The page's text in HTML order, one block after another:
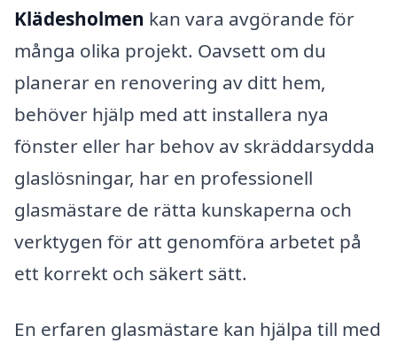
Klädesholmen kan vara avgörande för
många olika projekt. Oavsett om du
planerar en renovering av ditt hem,
behöver hjälp med att installera nya
fönster eller har behov av skräddarsydda
glaslösningar, har en professionell
glasmästare de rätta kunskaperna och
verktygen för att genomföra arbetet på
ett korrekt och säkert sätt.
En erfaren glasmästare kan hjälpa till med